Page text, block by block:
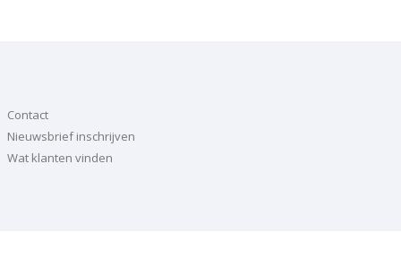
Contact
Nieuwsbrief inschrijven
Wat klanten vinden